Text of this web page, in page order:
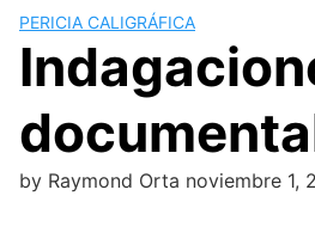
PERICIA CALIGRÁFICA
by Raymond Orta noviembre 1,